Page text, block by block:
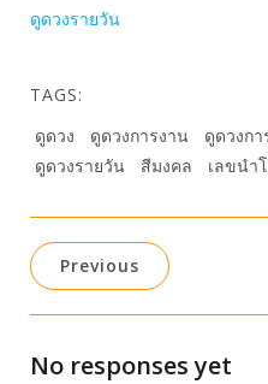
ดูดวงรายวัน
TAGS:
ดูดวง
ดูดวงการงาน ดูดวงกา
ดูดวงรายวัน
สีมงคล เลขนำ
Previous
No responses yet